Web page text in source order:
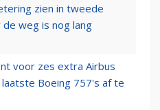
zien in tweede
weg is nog lang
voor zes extra Airbus
Boeing 757's af te